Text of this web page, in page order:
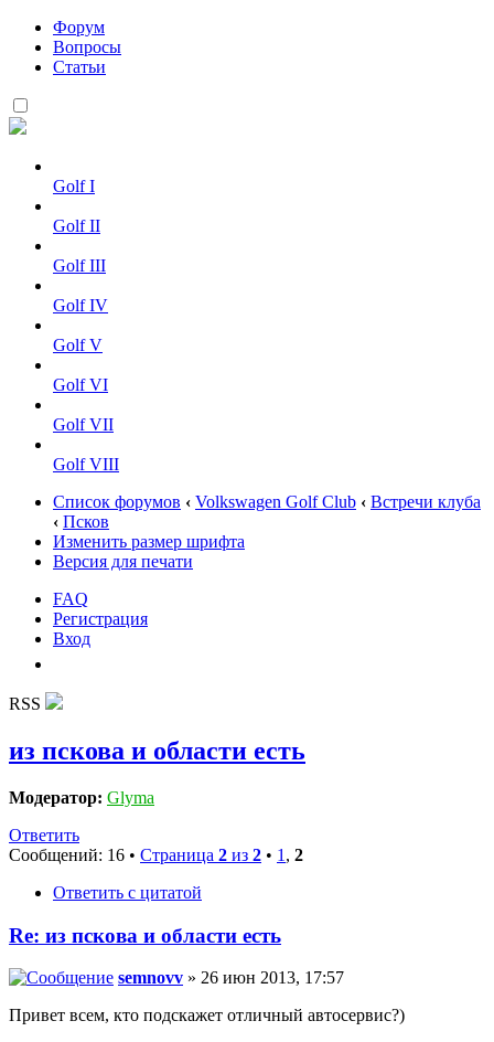
Форум
Вопросы
Статьи
Golf I
Golf II
Golf III
Golf IV
Golf V
Golf VI
Golf VII
Golf VIII
Список форумов ‹ Volkswagen Golf Club ‹ Встречи клуба
‹ Псков
Изменить размер шрифта
Версия для печати
FAQ
Регистрация
Вход
RSS
из пскова и области есть
Модератор: Glyma
Ответить
Сообщений: 16 • Страница 2 из 2 • 1 , 2
Ответить с цитатой
Re: из пскова и области есть
semnovv » 26 июн 2013, 17:57
Привет всем, кто подскажет отличный автосервис?)